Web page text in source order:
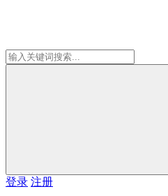
登录 注册